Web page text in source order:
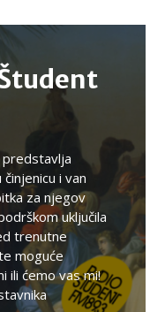
predstavlja
i van
za njegov
uključila
trenutne
moguće
ili ćemo vas mi!